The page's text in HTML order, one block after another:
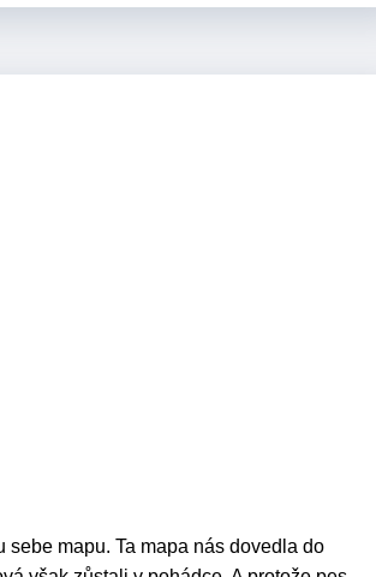
mapu. Ta mapa nás dovedla do